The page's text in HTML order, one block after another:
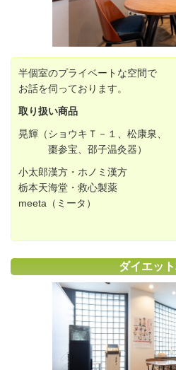
半個室のプライベートな空間で
お話を伺っております。
取り扱い商品
晃輝（ショウキＴ－１、松康泉、
棗参宝、邵子温灸器）
小太郎漢方・ホノミ漢方
栃本天海堂・救心製薬
meeta（ミータ）
ダイエッ